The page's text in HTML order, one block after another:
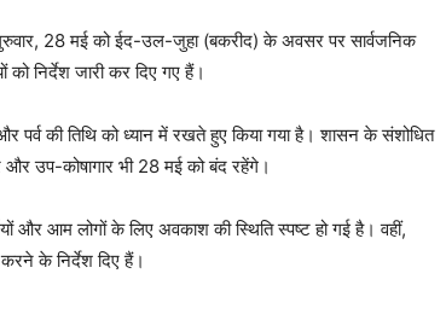
28 मई को ईद-उल-जुहा (बकरीद) के अवसर पर सार्वजनिक
निर्देश जारी कर दिए गए हैं।
पर्व की तिथि को ध्यान में रखते हुए किया गया है। शासन के संशोधित
उप-कोषागार भी 28 मई को बंद रहेंगे।
और आम लोगों के लिए अवकाश की स्थिति स्पष्ट हो गई है। वहीं,
के निर्देश दिए हैं।